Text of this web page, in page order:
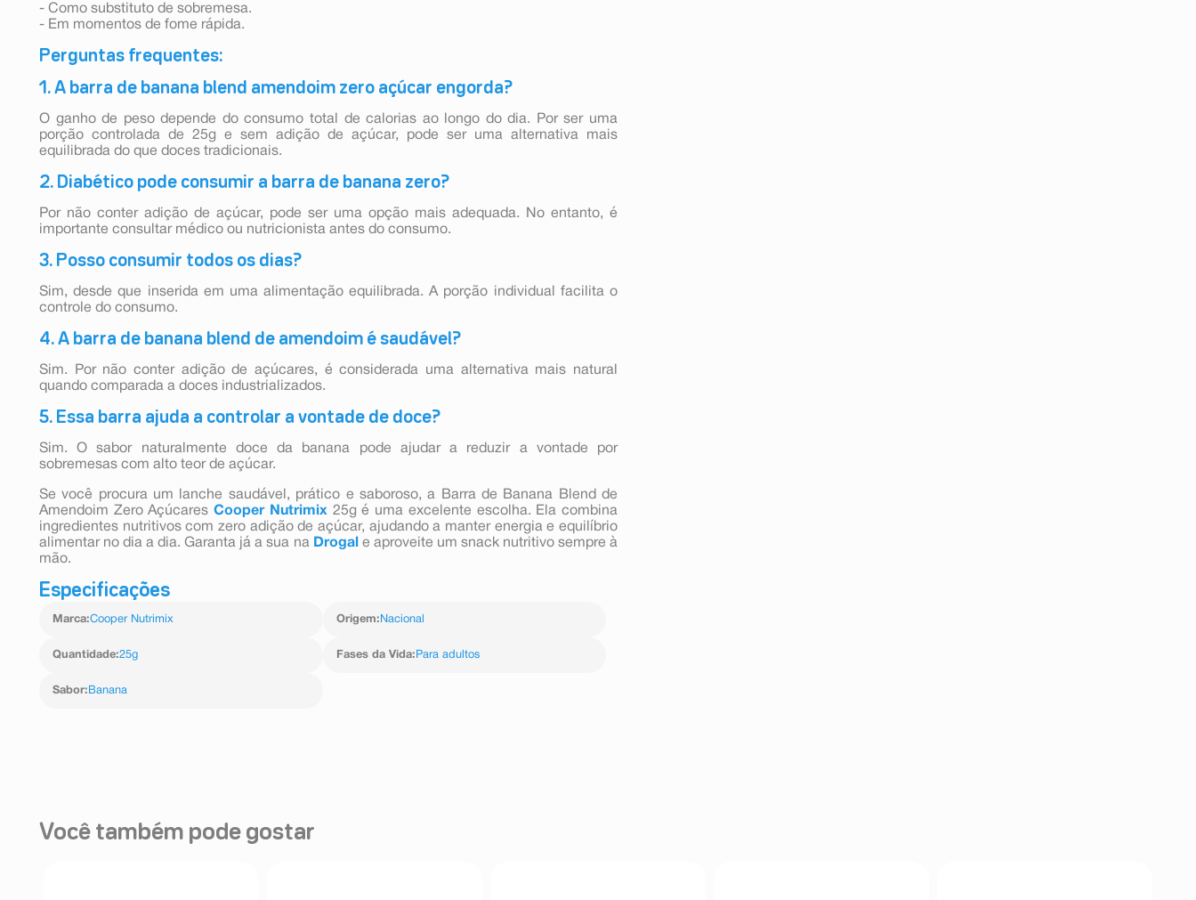
- Como substituto de sobremesa.
- Em momentos de fome rápida.
Perguntas frequentes:
1. A barra de banana blend amendoim zero açúcar engorda?
O ganho de peso depende do consumo total de calorias ao longo do dia. Por ser uma
porção controlada de 25g e sem adição de açúcar, pode ser uma alternativa mais
equilibrada do que doces tradicionais.
2. Diabético pode consumir a barra de banana zero?
Por não conter adição de açúcar, pode ser uma opção mais adequada. No entanto, é
importante consultar médico ou nutricionista antes do consumo.
3. Posso consumir todos os dias?
Sim, desde que inserida em uma alimentação equilibrada. A porção individual facilita o
controle do consumo.
4. A barra de banana blend de amendoim é saudável?
Sim. Por não conter adição de açúcares, é considerada uma alternativa mais natural
quando comparada a doces industrializados.
5. Essa barra ajuda a controlar a vontade de doce?
Sim. O sabor naturalmente doce da banana pode ajudar a reduzir a vontade por
sobremesas com alto teor de açúcar.
Se você procura um lanche saudável, prático e saboroso, a Barra de Banana Blend de
Amendoim Zero AçúcaresCooper Nutrimix 25g é uma excelente escolha. Ela combina
ingredientes nutritivos com zero adição de açúcar, ajudando a manter energia e equilíbrio
alimentar no dia a dia. Garanta já a sua na Drogal e aproveite um snack nutritivo sempre à
mão.
Especificações
Marca:Cooper Nutrimix Origem: Nacional
Quantidade:25g Fases da Vida: Para adultos
Sabor: Banana
Você também pode gostar